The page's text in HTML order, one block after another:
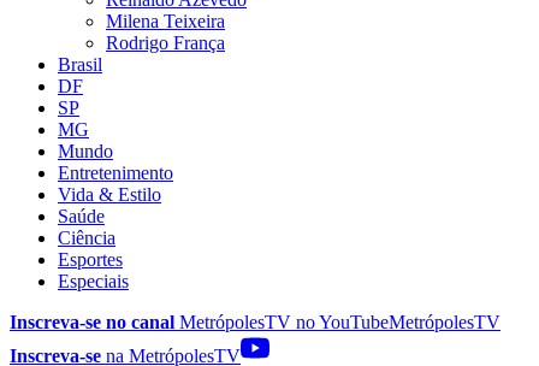
Milena Teixeira
Rodrigo França
Brasil
DF
SP
MG
Mundo
Entretenimento
Vida & Estilo
Saúde
Ciência
Esportes
Especiais
Inscreva-se no canal MetrópolesTV noYouTubeMetrópolesTV
Inscreva-se na MetrópolesTV